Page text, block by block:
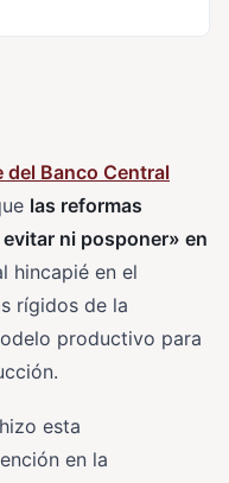
del Banco Central
las reformas
ni posponer» en
hincapié en el
rígidos de la
productivo para
esta
en la